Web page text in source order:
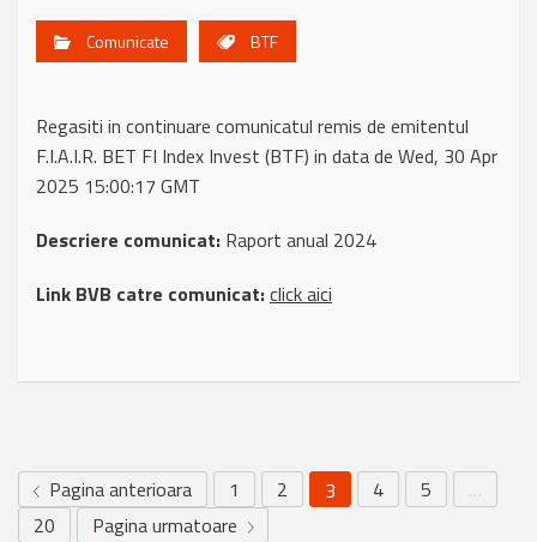
Comunicate BTF
Regasiti in continuare comunicatul remis de emitentul
F.I.A.I.R. BET FI Index Invest (BTF) in data de Wed, 30 Apr
2025 15:00:17 GMT
Descriere comunicat: Raport anual 2024
Link BVB catre comunicat:click aici
Pagina anterioara 1 2 3 4 5
…
20
Pagina urmatoare